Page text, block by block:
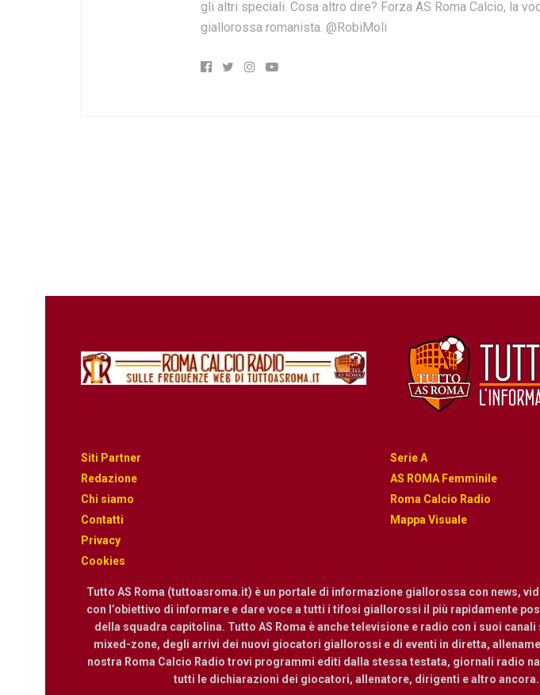
gli altri speciali. Cosa altro dire? Forza AS Roma Calcio, la
giallorossa romanista. @RobiMoli
Siti Partner
Redazione
Chi siamo
Contatti
Privacy
Cookies
Serie A
AS ROMA Femminile
Roma Calcio Radio
Mappa Visuale
Tutto AS Roma (tuttoasroma.it) è un portale di informazione giallorossa con news,
con l’obiettivo di informare e dare voce a tutti i tifosi giallorossi il più rapidamente
della squadra capitolina. Tutto AS Roma è anche televisione e radio con i suoi
mixed-zone, degli arrivi dei nuovi giocatori giallorossi e di eventi in diretta,
nostra Roma Calcio Radio trovi programmi editi dalla stessa testata, giornali radio
tutti le dichiarazioni dei giocatori, allenatore, dirigenti e altro